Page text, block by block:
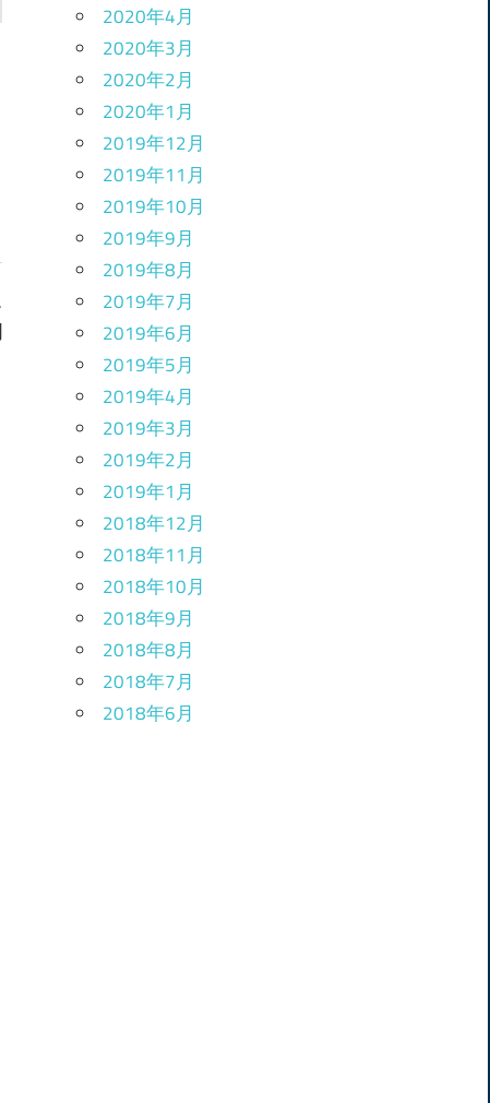
2020年4月
2020年3月
2020年2月
2020年1月
2019年12月
2019年11月
2019年10月
2019年9月
2019年8月
2019年7月
2019年6月
2019年5月
2019年4月
2019年3月
2019年2月
2019年1月
2018年12月
2018年11月
2018年10月
2018年9月
2018年8月
2018年7月
2018年6月